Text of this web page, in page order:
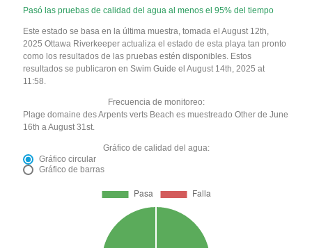
Pasó las pruebas de calidad del agua al menos el 95% del tiempo
Este estado se basa en la última muestra, tomada el August 12th,
2025 Ottawa Riverkeeper actualiza el estado de esta playa tan pronto
como los resultados de las pruebas estén disponibles. Estos
resultados se publicaron en Swim Guide el August 14th, 2025 at
11:58.
Frecuencia de monitoreo:
Plage domaine des Arpents verts Beach es muestreado Other de June
16th a August 31st.
Gráfico de calidad del agua:
Gráfico circular
Gráfico de barras